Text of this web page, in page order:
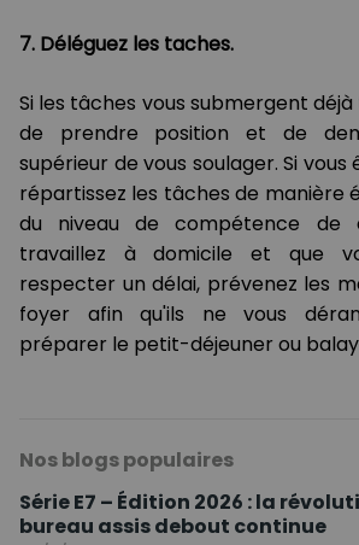
7. Déléguez les taches.
Si les tâches vous submergent
de prendre position et de
supérieur de vous soulager. Si vous
répartissez les tâches de manière
du niveau de compétence de
travaillez à domicile et que
respecter un délai, prévenez les
foyer afin qu'ils ne vous
préparer le petit-déjeuner ou
Nos blogs populaires
Série E7 – Édition 2026 : la
bureau assis debout continue